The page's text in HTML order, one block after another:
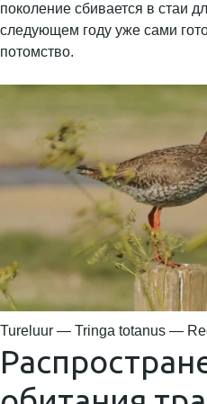
поколение сбивается в стаи
следующем году уже сами
потомство.
Tureluur — Tringa totanus —